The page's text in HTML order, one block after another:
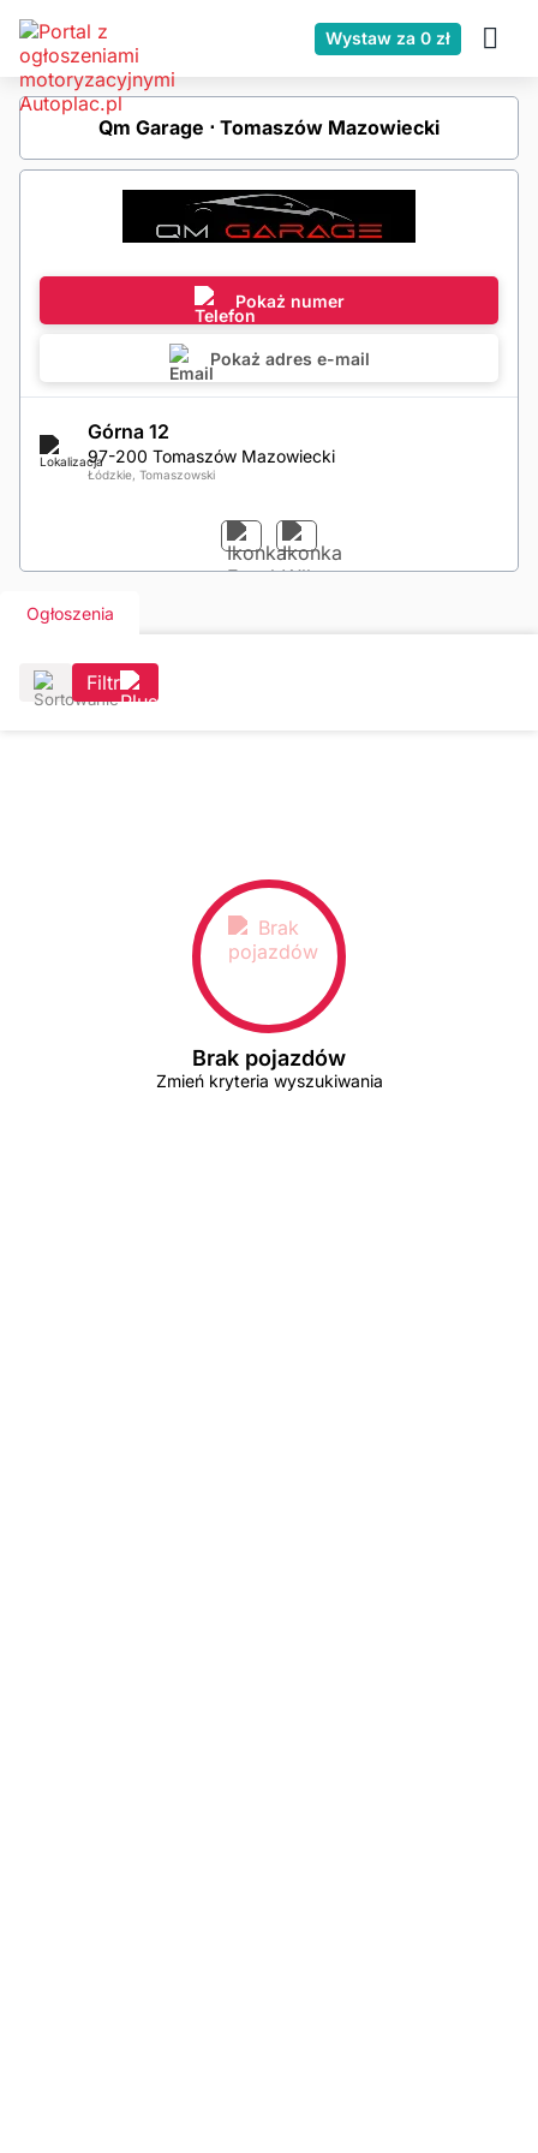
Wystaw za 0 zł
Qm Garage ⋅ Tomaszów Mazowiecki
Pokaż numer
Pokaż adres e-mail
Górna 12
97-200 Tomaszów Mazowiecki
Łódzkie, Tomaszowski
Ogłoszenia
Filtr
Brak pojazdów
Zmień kryteria wyszukiwania